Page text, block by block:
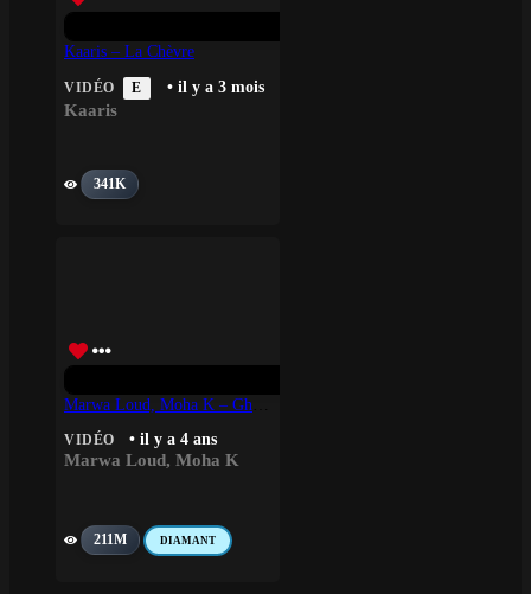
Kaaris – La Chèvre
VIDÉO E • il y a 3 mois
Kaaris
341K
VIDÉO • il y a 4 ans
Marwa Loud, Moha K
211M DIAMANT